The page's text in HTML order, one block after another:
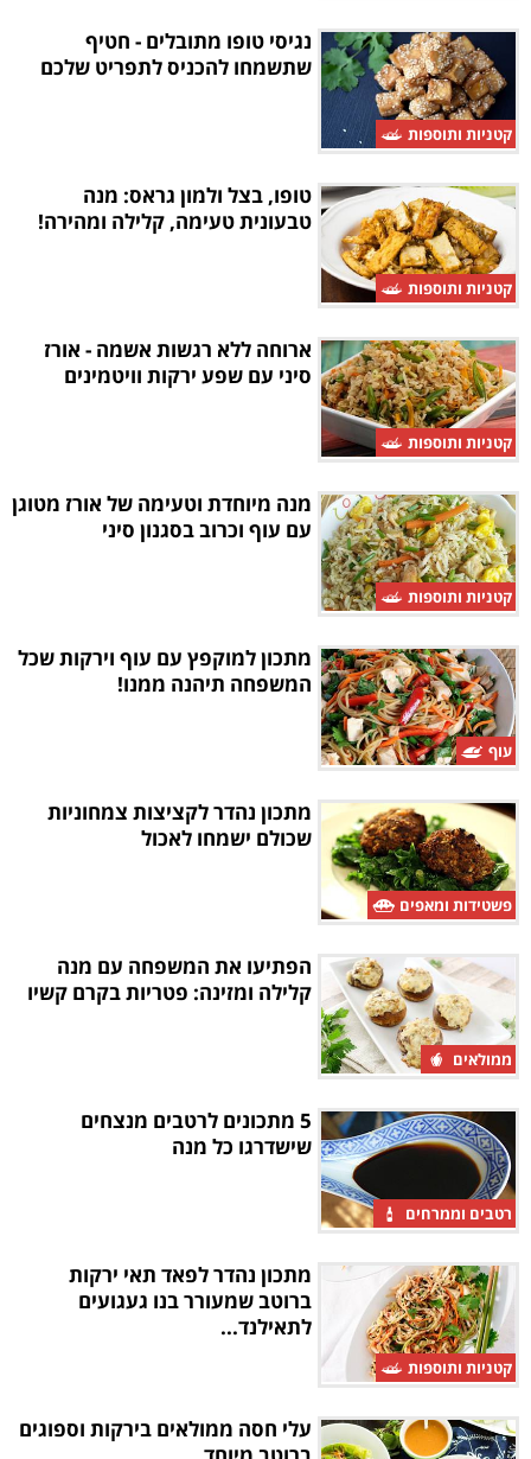
קטניות ותוספות
נגיסי טופו מתובלים - חטיף
שתשמחו להכניס לתפריט שלכם
קטניות ותוספות
טופו, בצל ולמון גראס: מנה
טבעונית טעימה, קלילה ומהירה!
קטניות ותוספות
ארוחה ללא רגשות אשמה - אורז
סיני עם שפע ירקות וויטמינים
קטניות ותוספות
מנה מיוחדת וטעימה של אורז מטוגן
עם עוף וכרוב בסגנון סיני
עוף
מתכון למוקפץ עם עוף וירקות שכל
המשפחה תיהנה ממנו!
פשטידות ומאפים
מתכון נהדר לקציצות צמחוניות
שכולם ישמחו לאכול
ממולאים
הפתיעו את המשפחה עם מנה
קלילה ומזינה: פטריות בקרם קשיו
רטבים וממרחים
5 מתכונים לרטבים מנצחים
שישדרגו כל מנה
קטניות ותוספות
מתכון נהדר לפאד תאי ירקות
ברוטב שמעורר בנו געגועים
לתאילנד...
עלי חסה ממולאים בירקות וספוגים